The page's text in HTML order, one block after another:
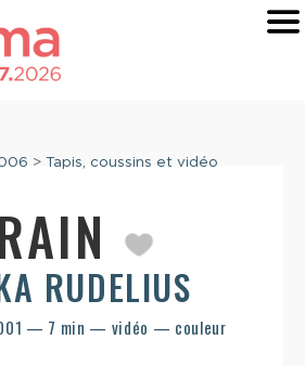
> Tapis, coussins et vidéo
RUDELIUS
— 7 min — vidéo — couleur